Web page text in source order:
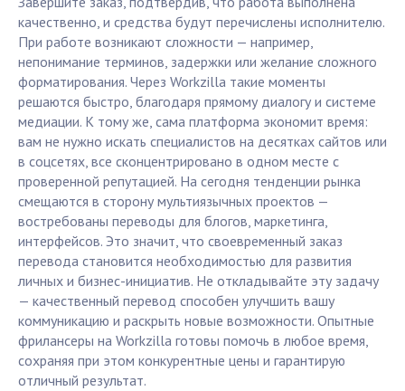
качественно, и средства будут перечислены исполнителю.
При работе возникают сложности — например,
непонимание терминов, задержки или желание сложного
форматирования. Через Workzilla такие моменты
решаются быстро, благодаря прямому диалогу и системе
медиации. К тому же, сама платформа экономит время:
вам не нужно искать специалистов на десятках сайтов или
в соцсетях, все сконцентрировано в одном месте с
проверенной репутацией. На сегодня тенденции рынка
смещаются в сторону мультиязычных проектов —
востребованы переводы для блогов, маркетинга,
интерфейсов. Это значит, что своевременный заказ
перевода становится необходимостью для развития
личных и бизнес-инициатив. Не откладывайте эту задачу
— качественный перевод способен улучшить вашу
коммуникацию и раскрыть новые возможности. Опытные
фрилансеры на Workzilla готовы помочь в любое время,
сохраняя при этом конкурентные цены и гарантирую
отличный результат.